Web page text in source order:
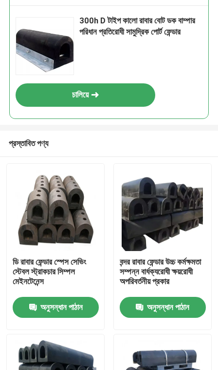
পণ্য
300h D টাইপ কালো রাবার বোট ডক বাম্পার
পরিধান প্রতিরোধী সামুদ্রিক পোর্ট ফেন্ডার
চালিয়ে
প্রস্তাবিত পণ্য
ডি রাবার ফেন্ডার স্পেস সেভিং
স্টেবল স্ট্রাকচার সিম্পল
মেইনটেনেন্স
অনুসন্ধান পাঠান
বন্দর রাবার ফেন্ডার উচ্চ কর্মক্ষমতা
সম্পন্ন বার্ধক্যরোধী ক্ষয়রোধী
অপরিবর্তনীয় প্রকার
অনুসন্ধান পাঠান